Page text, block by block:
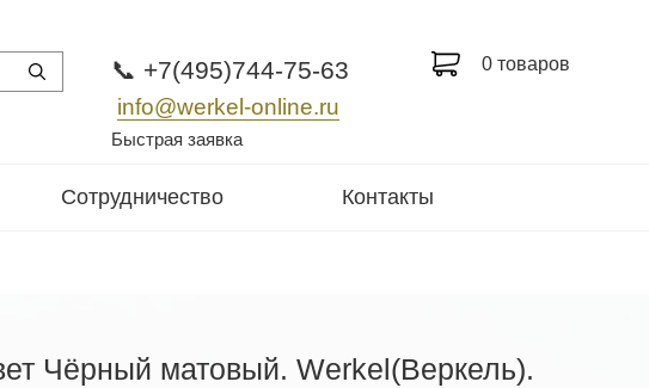
📞 +7(495)744-75-63
info@werkel-online.ru
Быстрая заявка
0 товаров
Сотрудничество Контакты
Чёрный матовый. Werkel(Веркель).